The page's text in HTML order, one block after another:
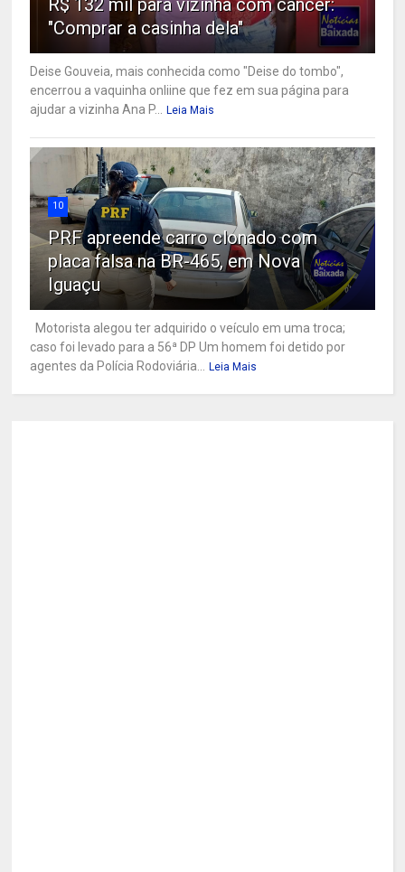
"Comprar a casinha dela"
Deise Gouveia, mais conhecida como "Deise do tombo",
encerrou a vaquinha onliine que fez em sua página para
ajudar a vizinha Ana P...
Leia Mais
10
PRF apreende carro clonado com
placa falsa na BR-465, em Nova
Iguaçu
Motorista alegou ter adquirido o veículo em uma troca;
caso foi levado para a 56ª DP Um homem foi detido por
agentes da Polícia Rodoviária...
Leia Mais